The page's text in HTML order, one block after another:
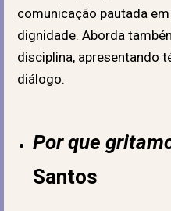
comunicação pautada
dignidade. Aborda
disciplina, apresentando
diálogo.
Por que
Santos